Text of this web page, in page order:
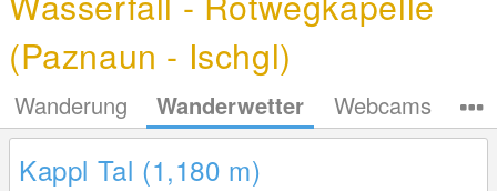
(Paznaun - Ischgl)
Wanderung Wanderwetter Webcams
Kappl Tal (1,180 m)